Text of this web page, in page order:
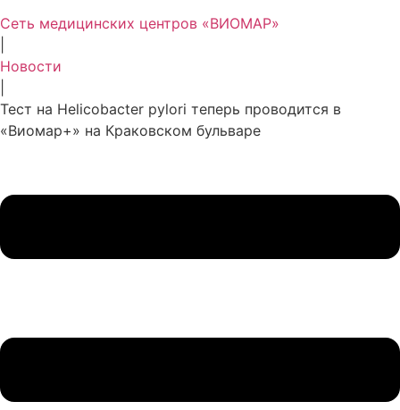
Сеть медицинских центров «ВИОМАР»
Новости
Тест на Helicobacter pylori теперь проводится в
«Виомар+» на Краковском бульваре